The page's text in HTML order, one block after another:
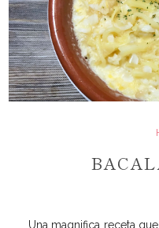
Una magnifica receta